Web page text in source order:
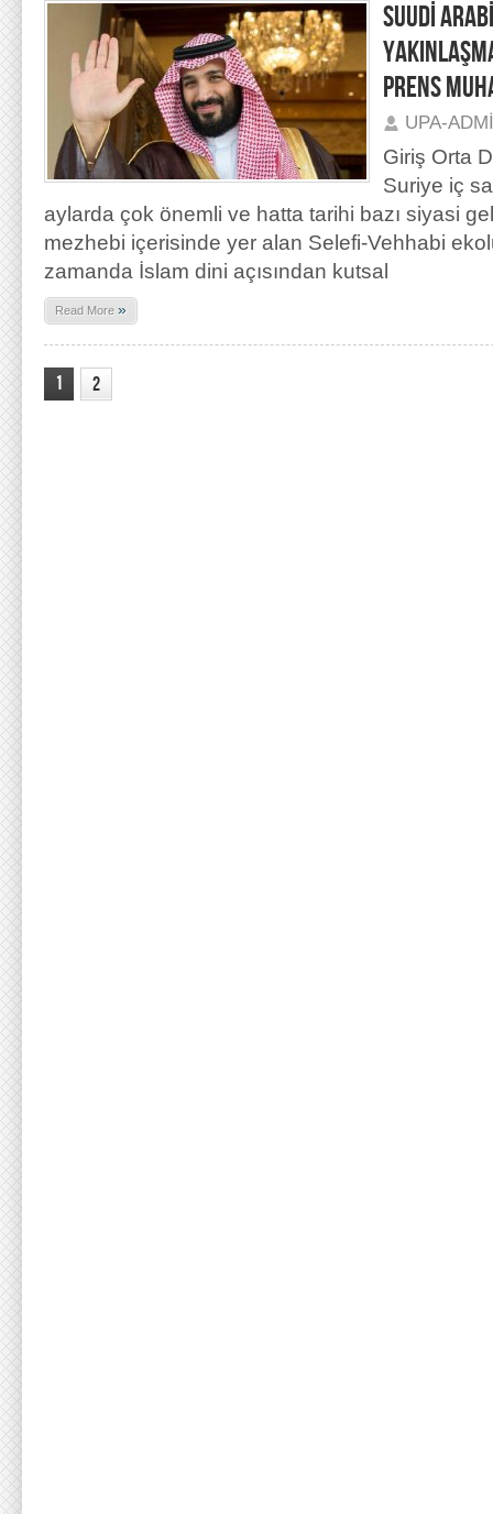
SUUDİ
PRENS
UPA-
Giriş Orta
Suriye iç
aylarda çok önemli ve hatta tarihi bazı siyasi
mezhebi içerisinde yer alan Selefi-Vehhabi
zamanda İslam dini açısından kutsal
Read More »
1 2